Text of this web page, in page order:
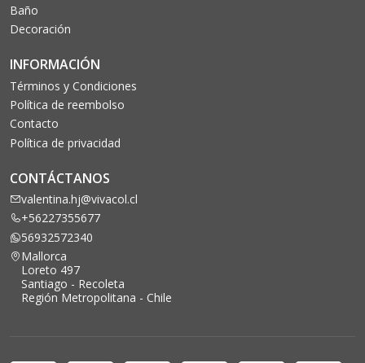
Baño
Decoración
INFORMACIÓN
Términos y Condiciones
Política de reembolso
Contacto
Política de privacidad
CONTÁCTANOS
valentina.hj@vivacol.cl
+56227355677
56932572340
Mallorca
Loreto 497
Santiago - Recoleta
Región Metropolitana - Chile